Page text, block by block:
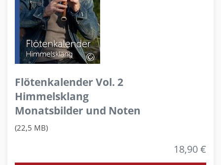
Flötenkalender Vol. 2
Himmelsklang
Monatsbilder und Noten
(22,5 MB)
18,90 €